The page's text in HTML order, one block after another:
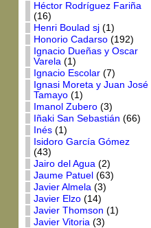
Héctor Rodríguez Fariña
(16)
Henri Boulad sj(1)
Honorio Cadarso(192)
Ignacio Dueñas y Oscar
Varela(1)
Ignacio Escolar(7)
Ignasi Moreta y Juan José
Tamayo(1)
Imanol Zubero(3)
Iñaki San Sebastián (66)
Inés(1)
Isidoro García Gómez
(43)
Jairo del Agua(2)
Jaume Patuel (63)
Javier Almela(3)
Javier Elzo(14)
Javier Thomson (1)
Javier Vitoria(3)